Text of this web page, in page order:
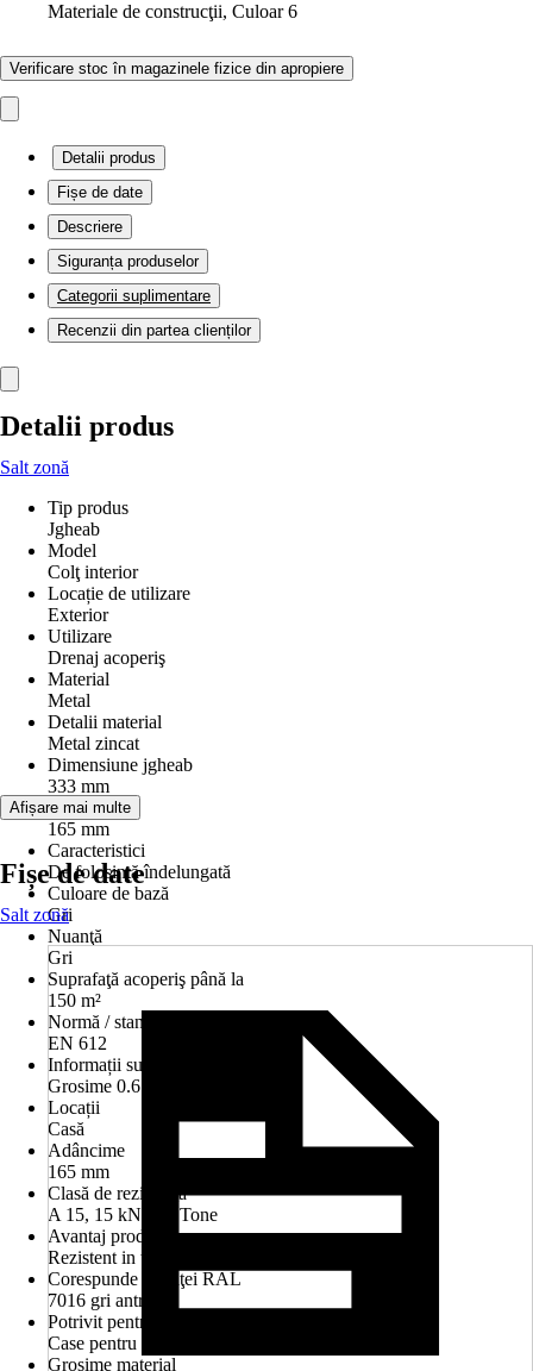
Materiale de construcţii, Culoar 6
Verificare stoc în magazinele fizice din apropiere
Detalii produs
Fișe de date
Descriere
Siguranța produselor
Categorii suplimentare
Recenzii din partea clienților
Detalii produs
Salt zonă
Tip produs
Jgheab
Model
Colţ interior
Locație de utilizare
Exterior
Utilizare
Drenaj acoperiş
Material
Metal
Detalii material
Metal zincat
Dimensiune jgheab
333 mm
Diametru
165 mm
Caracteristici
De folosință îndelungată
Culoare de bază
Gri
Nuanţă
Gri
Suprafaţă acoperiş până la
150 m²
Normă / standard
EN 612
Informații suplimentare
Grosime 0.6 mm
Locații
Casă
Adâncime
165 mm
Clasă de rezistenţă
A 15, 15 kN, 1,5 Tone
Avantaj produs
Rezistent in timp Zinc 275
Corespunde nuanţei RAL
7016 gri antracit
Potrivit pentru
Case pentru mai multe familii
Grosime material
Afișare mai multe
Fișe de date
Salt zonă